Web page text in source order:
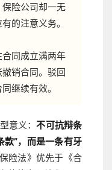
险公司却一无
的注意义务。
同成立满两年
销合同。驳回
继续有效。
意义：不可抗辩条
款”，而是一条有牙
险法》优先于《合